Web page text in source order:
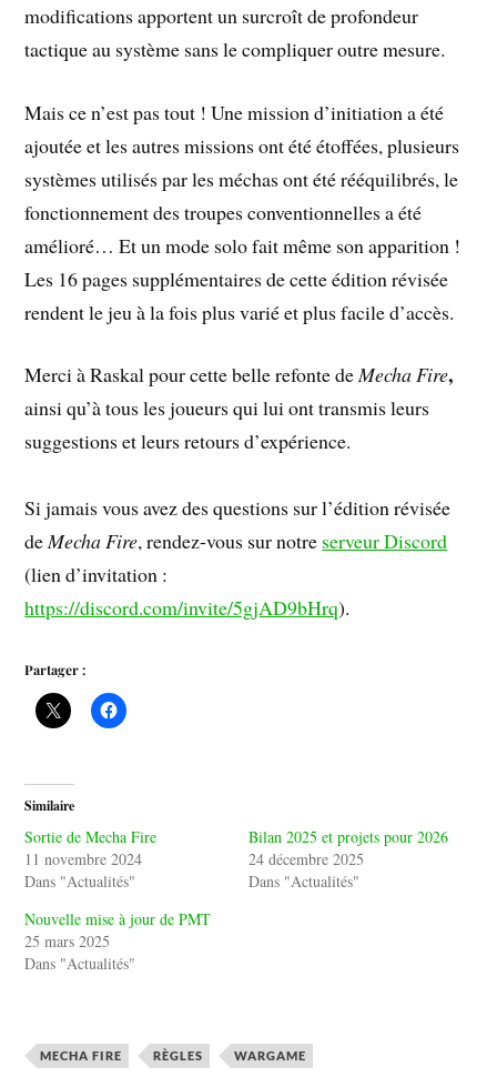
modifications apportent un surcroît de profondeur
tactique au système sans le compliquer outre mesure.
Mais ce n’est pas tout ! Une mission d’initiation a été
ajoutée et les autres missions ont été étoffées, plusieurs
systèmes utilisés par les méchas ont été rééquilibrés, le
fonctionnement des troupes conventionnelles a été
amélioré… Et un mode solo fait même son apparition !
Les 16 pages supplémentaires de cette édition révisée
rendent le jeu à la fois plus varié et plus facile d’accès.
Merci à Raskal pour cette belle refonte deMecha Fire,
ainsi qu’à tous les joueurs qui lui ont transmis leurs
suggestions et leurs retours d’expérience.
Si jamais vous avez des questions sur l’édition révisée
deMecha Fire, rendez-vous sur notre serveur Discord
(lien d’invitation :
https://discord.com/invite/5gjAD9bHrq).
Partager :
Similaire
Sortie de Mecha Fire
11 novembre 2024
Dans "Actualités"
Bilan 2025 et projets pour 2026
24 décembre 2025
Dans "Actualités"
Nouvelle mise à jour de PMT
25 mars 2025
Dans "Actualités"
MECHA FIRE RÈGLES WARGAME